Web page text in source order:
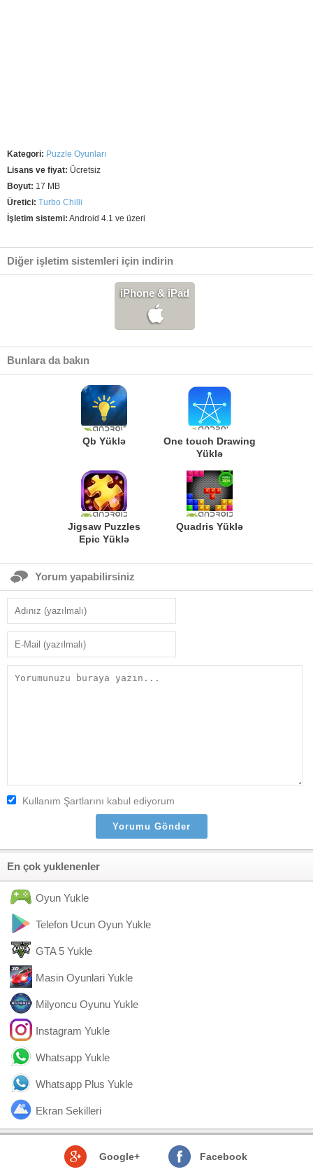
Kategori: Puzzle Oyunları
Lisans ve fiyat: Ücretsiz
Boyut: 17 MB
Üretici: Turbo Chilli
İşletim sistemi: Android 4.1 ve üzeri
Diğer işletim sistemleri için indirin
iPhone & iPad
Bunlara da bakın
Qb Yüklə
One touch Drawing
Yüklə
Jigsaw Puzzles
Epic Yüklə
Quadris Yüklə
Yorum yapabilirsiniz
Kullanım Şartlarını kabul ediyorum
En çok yuklenenler
Oyun Yukle
Telefon Ucun Oyun Yukle
GTA 5 Yukle
Masin Oyunlari Yukle
Milyoncu Oyunu Yukle
Instagram Yukle
Whatsapp Yukle
Whatsapp Plus Yukle
Ekran Sekilleri
Google+ Facebook